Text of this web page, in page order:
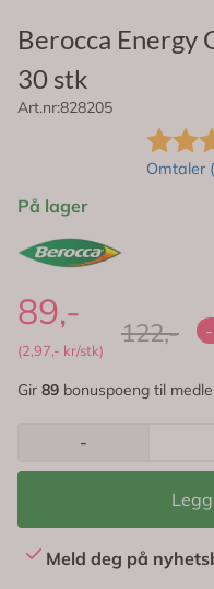
Berocca Energy
30 stk
Art.nr:828205
Omtaler (
På lager
89,-
(2,97,- kr/stk)
122,-
Gir 89 bonuspoeng til
-
Meld deg på